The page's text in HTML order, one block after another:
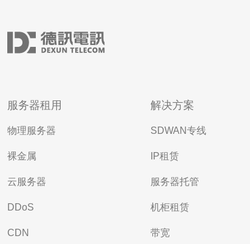
服务器租用
物理服务器
裸金属
云服务器
DDoS
CDN
解决方案
SDWAN专线
IP租赁
服务器托管
机柜租赁
带宽